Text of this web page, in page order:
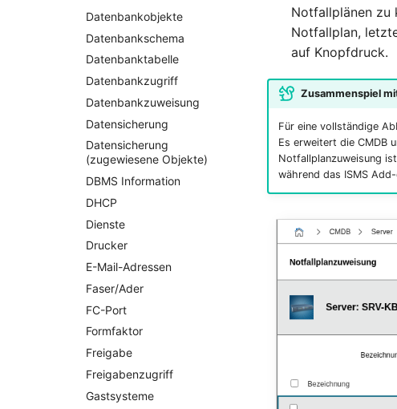
Changelog 1.7.1
Changelog 1.6.2
Changelog 1.6
Changelog 1.5.4
Changelog 1.5.2
Changelog 1.5.1
Changelog 1.5
Changelog 1.3
Changelog 1.2
Changelog 1.1
Changelog 1.0.x
Changelog 0.9.x
Changelog 0.8.x
Datenbankobjekte
Datenbankschema
Datenbanktabelle
Datenbankzugriff
Datenbankzuweisung
Datensicherung
Datensicherung
(zugewiesene Objekte)
DBMS Information
DHCP
Dienste
Drucker
E-Mail-Adressen
Faser/Ader
FC-Port
Formfaktor
Freigabe
Freigabenzugriff
Gastsysteme
Notfallplänen zu
Notfallplan,
auf Knopfdruck.
Zusammenspiel
Für eine vollständige
Es erweitert die CMDB
Notfallplanzuweisung
während das ISMS